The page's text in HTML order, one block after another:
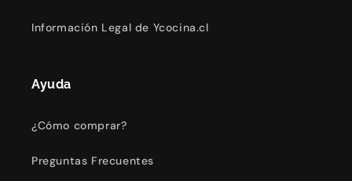
Información Legal de Ycocina.cl
Ayuda
¿Cómo comprar?
Preguntas Frecuentes